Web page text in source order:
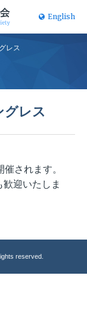
English
レス
グレス
されます。
迎いたしま
reserved.